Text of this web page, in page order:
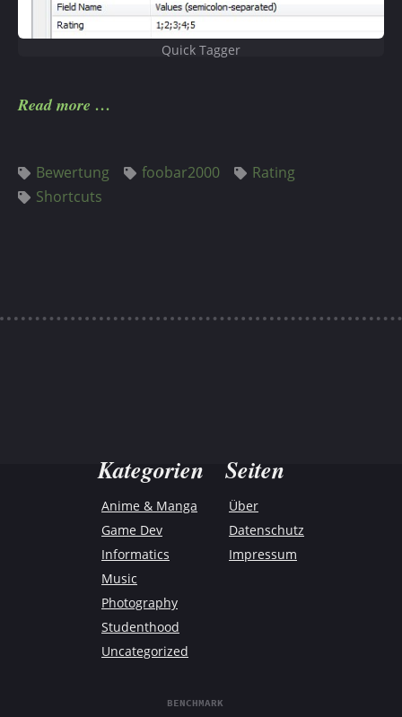
Quick Tagger
Read more
Bewertung foobar2000
Rating
Shortcuts
Kategorien
Anime & Manga
Game Dev
Informatics
Music
Photography
Studenthood
Uncategorized
Seiten
Über
Datenschutz
Impressum
BENCHMARK